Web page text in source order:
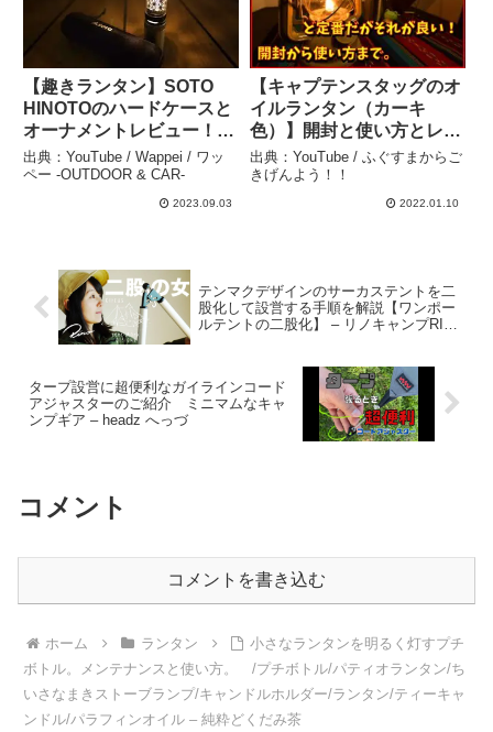
【趣きランタン】SOTO
HINOTOのハードケースと
オーナメントレビュー！
【キャンプギア】 –
Wappei / ワッペー -
OUTDOOR & CAR-
出典：YouTube / Wappei / ワッ
ペー -OUTDOOR & CAR-
2023.09.03
【キャプテンスタッグのオ
イルランタン（カーキ
色）】開封と使い方とレビ
ュー！！ – ふぐすまからご
きげんよう！！
出典：YouTube / ふぐすまからご
きげんよう！！
2022.01.10
テンマクデザインのサーカステントを二
股化して設営する手順を解説【ワンポー
ルテントの二股化】 – リノキャンプRINO
タープ設営に超便利なガイラインコード
アジャスターのご紹介 ミニマムなキャ
ンプギア – headz へっづ
コメント
コメントを書き込む
ホーム ランタン
小さなランタンを明るく灯すプチ
ボトル。メンテナンスと使い方。 /プチボトル/パティオランタン/ち
いさなまきストーブランプ/キャンドルホルダー/ランタン/ティーキャ
ンドル/パラフィンオイル – 純粋どくだみ茶